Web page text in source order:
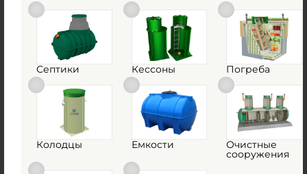
Септик Термит 1-1
Есть в наличии
57 776 сом.
В КОРЗИНУ
Септики Кессоны Погреба
Колодцы Емкости Очистные
сооружения